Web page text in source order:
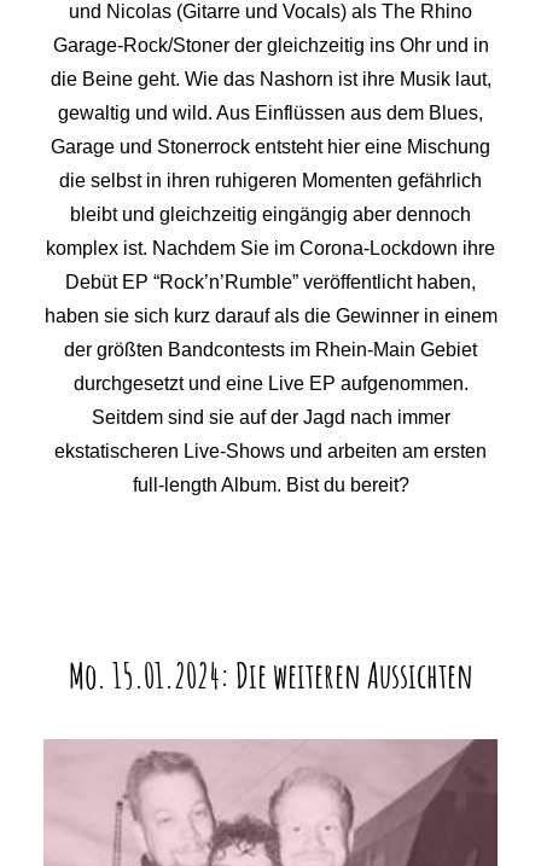
und Nicolas (Gitarre und Vocals) als The Rhino
Garage-Rock/Stoner der gleichzeitig ins Ohr und in
die Beine geht. Wie das Nashorn ist ihre Musik laut,
gewaltig und wild. Aus Einflüssen aus dem Blues,
Garage und Stonerrock entsteht hier eine Mischung
die selbst in ihren ruhigeren Momenten gefährlich
bleibt und gleichzeitig eingängig aber dennoch
komplex ist. Nachdem Sie im Corona-Lockdown ihre
Debüt EP “Rock’n’Rumble” veröffentlicht haben,
haben sie sich kurz darauf als die Gewinner in einem
der größten Bandcontests im Rhein-Main Gebiet
durchgesetzt und eine Live EP aufgenommen.
Seitdem sind sie auf der Jagd nach immer
ekstatischeren Live-Shows und arbeiten am ersten
full-length Album. Bist du bereit?
Mo. 15.01.2024: Die weiteren Aussichten